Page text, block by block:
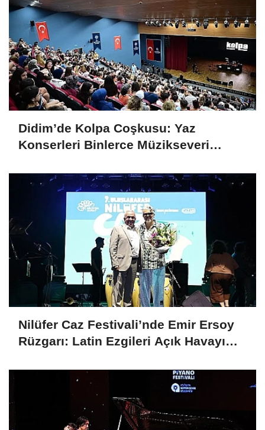
Didim’de Kolpa Coşkusu: Yaz
Konserleri Binlerce Müzikseveri
Nilüfer Caz Festivali’nde Emir Ersoy
Rüzgarı: Latin Ezgileri Açık Havayı